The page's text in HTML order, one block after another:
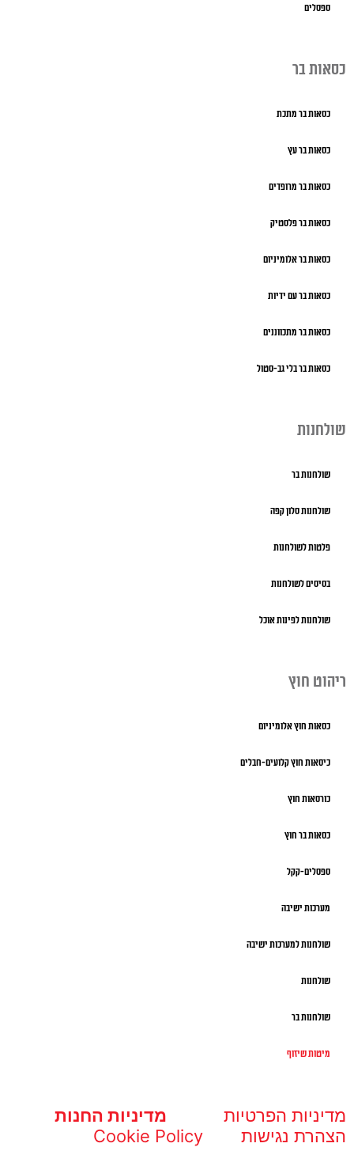
ספסלים
כסאות בר
כסאות בר מתכת
כסאות בר עץ
כסאות בר מרופדים
כסאות בר פלסטיק
כסאות בר אלומיניום
כסאות בר עם ידיות
כסאות בר מתכווננים
כסאות בר בלי גב-סטול
שולחנות
שולחנות בר
שולחנות סלון קפה
פלטות לשולחנות
בסיסים לשולחנות
שולחנות לפינות אוכל
ריהוט חוץ
כסאות חוץ אלומיניום
כיסאות חוץ קלועים-חבלים
כורסאות חוץ
כסאות בר חוץ
ספסלים-קקל
מערכות ישיבה
שולחנות למערכות ישיבה
שולחנות
שולחנות בר
מיטות שיזוף
מדיניות הפרטיות
מדיניות החנות
הצהרת נגישות
Cookie Policy